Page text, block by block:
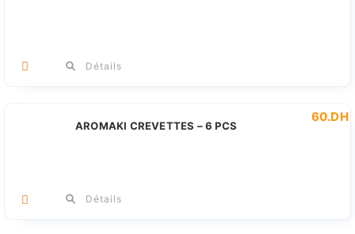
Détails
AROMAKI CREVETTES – 6 PCS
60.DH
Détails